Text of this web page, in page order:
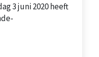
3 juni 2020 heeft